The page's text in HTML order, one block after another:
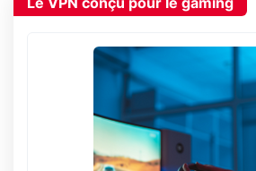
Le VPN conçu pour le gaming